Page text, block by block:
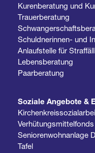
Kurenberatung und
Trauerberatung
Schuldnerinnen- und
Anlaufstelle für
Lebensberatung
Paarberatung
Soziale Angebote &
Verhütungsmittelfonds
Seniorenwohnanlage
Tafel